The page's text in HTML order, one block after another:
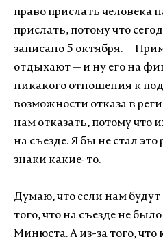
право прислать человека
прислать, потому что
записано 5 октября. —
отдыхают — и ну его на
никакого отношения к
возможности отказа в
нам отказать, потому что
на съезде. Я бы не стал
знаки какие-то.
Думаю, что если нам будут
того, что на съезде не
Минюста. А из-за того,